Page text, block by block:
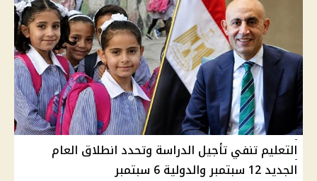
التعليم تنفي تأجيل الدراسة وتحدد انطلاق العام
الجديد 12 سبتمبر والدولية 6 سبتمبر